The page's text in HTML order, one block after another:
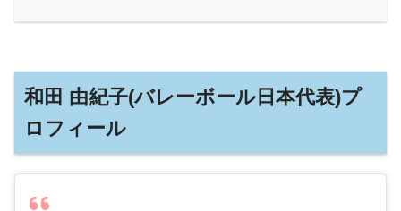
和田 由紀子(バレーボール日本代表)プ
ロフィール